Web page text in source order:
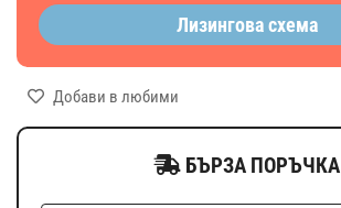
Лизингова схема
Добави в любими
БЪРЗА ПОРЪЧКА